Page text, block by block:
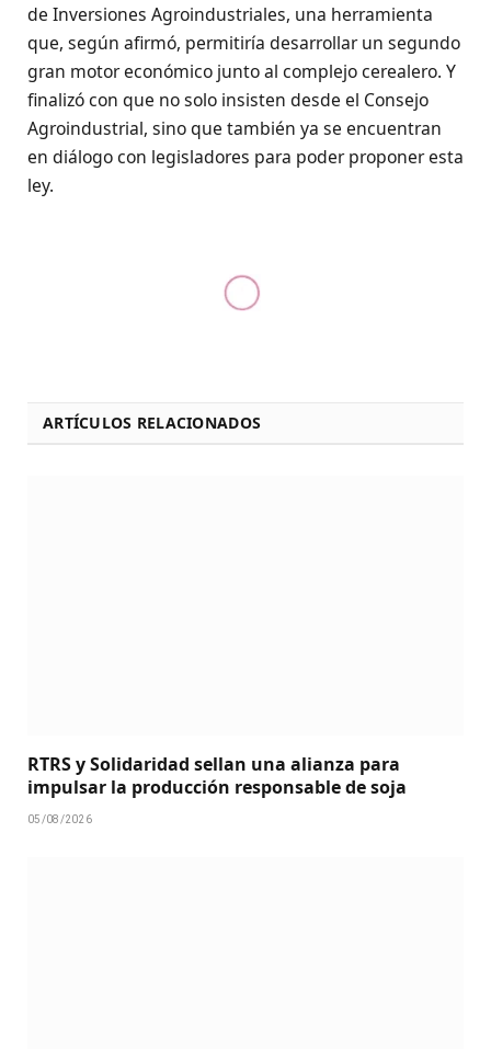
de Inversiones Agroindustriales, una herramienta
que, según afirmó, permitiría desarrollar un segundo
gran motor económico junto al complejo cerealero. Y
finalizó con que no solo insisten desde el Consejo
Agroindustrial, sino que también ya se encuentran
en diálogo con legisladores para poder proponer esta
ley.
ARTÍCULOS RELACIONADOS
RTRS y Solidaridad sellan una alianza para
impulsar la producción responsable de soja
05/08/2026